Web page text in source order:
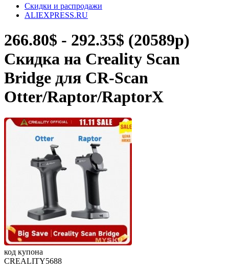
Скидки и распродажи
ALIEXPRESS.RU
266.80$ - 292.35$ (20589р)
Скидка на Creality Scan
Bridge для CR-Scan
Otter/Raptor/RaptorX
код купона
CREALITY5688